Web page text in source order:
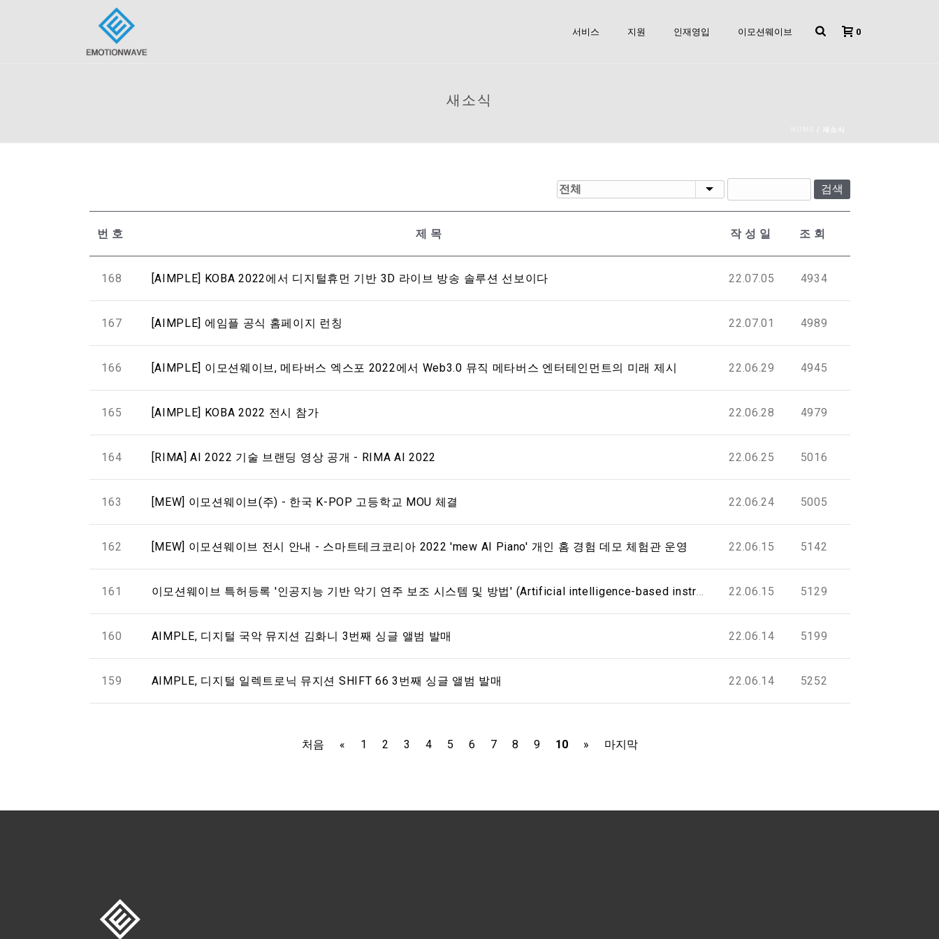
서비스 지원 인재영입 이모션웨이브 0
새소식
/ 새소식
검색
번호 제목 작성일 조회
168 [AIMPLE] KOBA 2022에서 디지털휴먼 기반 3D 라이브 방송 솔루션 선보이다 22.07.05 4934
167 [AIMPLE] 에임플 공식 홈페이지 런칭 22.07.01 4989
166 [AIMPLE] 이모션웨이브, 메타버스 엑스포 2022에서 Web3.0 뮤직 메타버스 엔터테인먼트의 미래 제시 22.06.29 4945
165 [AIMPLE] KOBA 2022 전시 참가 22.06.28 4979
164 [RIMA] AI 2022 기술 브랜딩 영상 공개 - RIMA AI 2022 22.06.25 5016
163 [MEW] 이모션웨이브(주) - 한국 K-POP 고등학교 MOU 체결 22.06.24 5005
162 [MEW] 이모션웨이브 전시 안내 - 스마트테크코리아 2022 'mew AI Piano' 개인 홈 경험 데모 체험관 운영 22.06.15 5142
161 이모션웨이브 특허등록 '인공지능 기반 악기 연주 보조 시스템 및 방법' (Artificial intelligence-based instrument performance assistance system and method) 22.06.15 5129
160 AIMPLE, 디지털 국악 뮤지션 김화니 3번째 싱글 앨범 발매 22.06.14 5199
159 AIMPLE, 디지털 일렉트로닉 뮤지션 SHIFT 66 3번째 싱글 앨범 발매 22.06.14 5252
처음 « 1 2 3 4 5 6 7 8 9 10 » 마지막